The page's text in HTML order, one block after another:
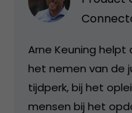
Arne Keuning helpt
het nemen van de
tijdperk, bij het
mensen bij het